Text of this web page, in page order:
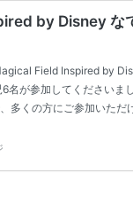
by Disney な
Field Inspired by
が参加してください
多くの方にご参加いた